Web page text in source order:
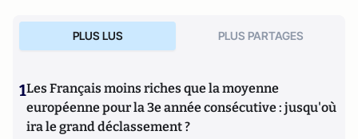
PLUS LUS PLUS PARTAGES
1Les Français moins riches que la moyenne
européenne pour la 3e année consécutive : jusqu'où
ira le grand déclassement ?